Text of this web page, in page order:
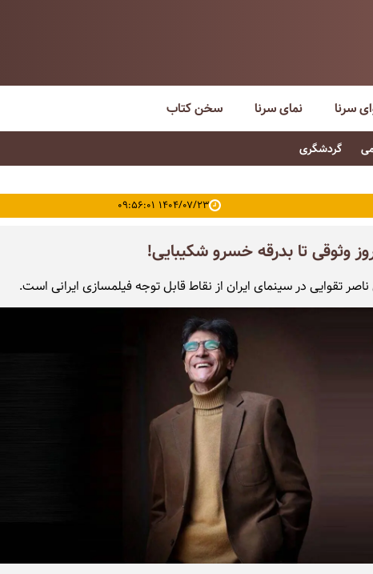
گردشگری
سرنا نمای سرنا سخن کتاب
۱۴۰۴/۰۷/۲۳ ۰۹:۵۶:۰۱
وثوقی تا بدرقه خسرو شکیبایی!
تقوایی در سینمای ایران از نقاط قابل توجه فیلمسازی ایرانی است.